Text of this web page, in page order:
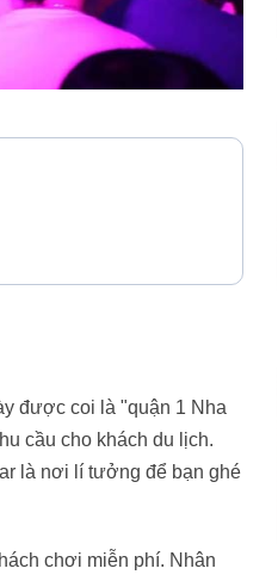
được coi là "quận 1 Nha
cầu cho khách du lịch.
là nơi lí tưởng để bạn ghé
chơi miễn phí. Nhân